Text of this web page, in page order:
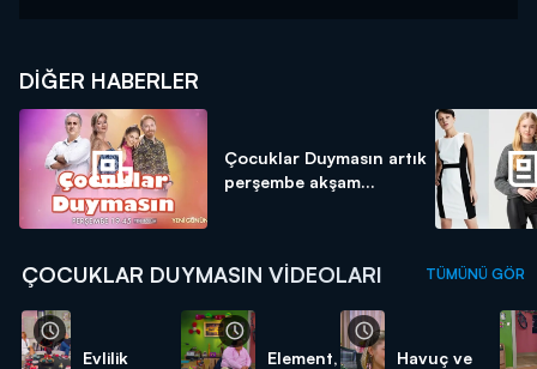
DIĞER HABERLER
Çocuklar Duymasın artık
perşembe akşam...
ÇOCUKLAR DUYMASIN VIDEOLARI TÜMÜNÜ GÖR
Evlilik
Element,
Havuç ve